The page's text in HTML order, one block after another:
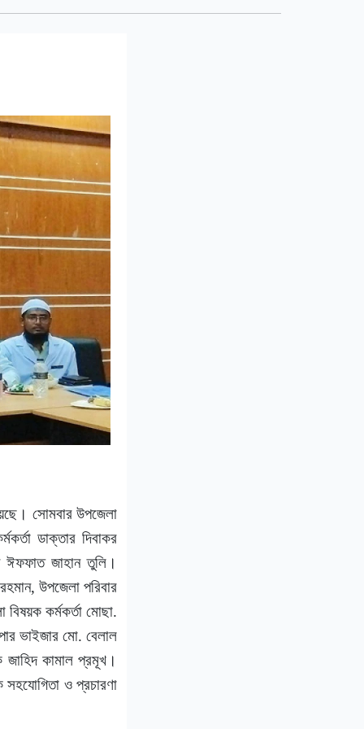
সোমবার উপজেলা
ডাক্তার দিবাকর
ঈফফাত জাহান তুলি।
উপজেলা পরিবার
বিষয়ক কর্মকর্তা মোছা.
ভাইজার মো. বেলাল
কামাল প্রমূখ।
ও প্রচারণা